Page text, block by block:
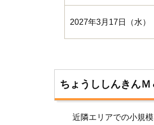
2027年3月17
ちょうししんきんＭ
近隣エリアでの小規模